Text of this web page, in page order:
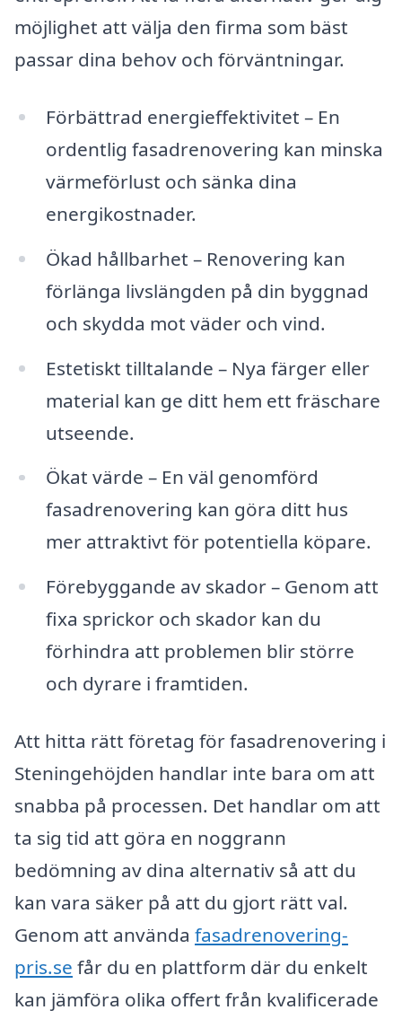
möjlighet att välja den firma som bäst
passar dina behov och förväntningar.
Förbättrad energieffektivitet – En
ordentlig fasadrenovering kan minska
värmeförlust och sänka dina
energikostnader.
Ökad hållbarhet – Renovering kan
förlänga livslängden på din byggnad
och skydda mot väder och vind.
Estetiskt tilltalande – Nya färger eller
material kan ge ditt hem ett fräschare
utseende.
Ökat värde – En väl genomförd
fasadrenovering kan göra ditt hus
mer attraktivt för potentiella köpare.
Förebyggande av skador – Genom att
fixa sprickor och skador kan du
förhindra att problemen blir större
och dyrare i framtiden.
Att hitta rätt företag för fasadrenovering i
Steningehöjden handlar inte bara om att
snabba på processen. Det handlar om att
ta sig tid att göra en noggrann
bedömning av dina alternativ så att du
kan vara säker på att du gjort rätt val.
Genom att använda fasadrenovering-
pris.se får du en plattform där du enkelt
kan jämföra olika offert från kvalificerade